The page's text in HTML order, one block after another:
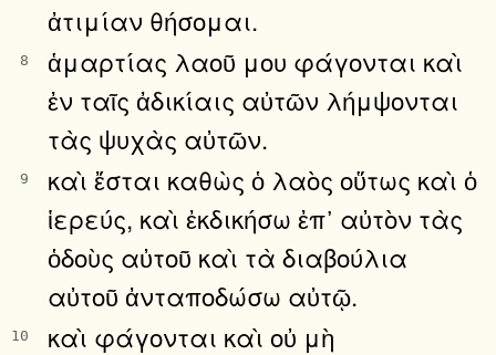
ἀτιμίαν θήσομαι.
8
ἁμαρτίας λαοῦ μου φάγονται καὶ
ἐν ταῖς ἀδικίαις αὐτῶν λήμψονται
τὰς ψυχὰς αὐτῶν.
9
καὶ ἔσται καθὼς ὁ λαὸς οὕτως καὶ ὁ
ἱερεύς, καὶ ἐκδικήσω ἐπ᾿ αὐτὸν τὰς
ὁδοὺς αὐτοῦ καὶ τὰ διαβούλια
αὐτοῦ ἀνταποδώσω αὐτῷ.
10
καὶ φάγονται καὶ οὐ μὴ